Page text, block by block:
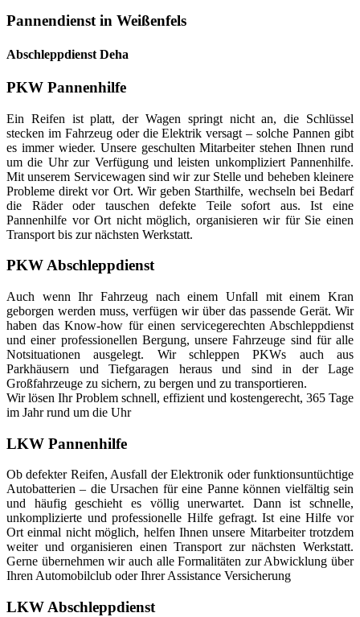
Pannendienst in Weißenfels
Abschleppdienst Deha
PKW Pannenhilfe
Ein Reifen ist platt, der Wagen springt nicht an, die Schlüssel
stecken im Fahrzeug oder die Elektrik versagt – solche Pannen gibt
es immer wieder. Unsere geschulten Mitarbeiter stehen Ihnen rund
um die Uhr zur Verfügung und leisten unkompliziert Pannenhilfe.
Mit unserem Servicewagen sind wir zur Stelle und beheben kleinere
Probleme direkt vor Ort. Wir geben Starthilfe, wechseln bei Bedarf
die Räder oder tauschen defekte Teile sofort aus. Ist eine
Pannenhilfe vor Ort nicht möglich, organisieren wir für Sie einen
Transport bis zur nächsten Werkstatt.
PKW Abschleppdienst
Auch wenn Ihr Fahrzeug nach einem Unfall mit einem Kran
geborgen werden muss, verfügen wir über das passende Gerät. Wir
haben das Know-how für einen servicegerechten Abschleppdienst
und einer professionellen Bergung, unsere Fahrzeuge sind für alle
Notsituationen ausgelegt. Wir schleppen PKWs auch aus
Parkhäusern und Tiefgaragen heraus und sind in der Lage
Großfahrzeuge zu sichern, zu bergen und zu transportieren.
Wir lösen Ihr Problem schnell, effizient und kostengerecht, 365 Tage
im Jahr rund um die Uhr
LKW Pannenhilfe
Ob defekter Reifen, Ausfall der Elektronik oder funktionsuntüchtige
Autobatterien – die Ursachen für eine Panne können vielfältig sein
und häufig geschieht es völlig unerwartet. Dann ist schnelle,
unkomplizierte und professionelle Hilfe gefragt. Ist eine Hilfe vor
Ort einmal nicht möglich, helfen Ihnen unsere Mitarbeiter trotzdem
weiter und organisieren einen Transport zur nächsten Werkstatt.
Gerne übernehmen wir auch alle Formalitäten zur Abwicklung über
Ihren Automobilclub oder Ihrer Assistance Versicherung
LKW Abschleppdienst